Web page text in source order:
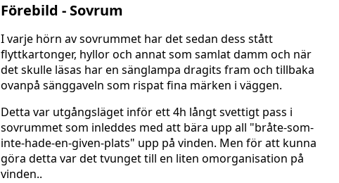
Förebild - Sovrum
I varje hörn av sovrummet har det sedan dess stått
flyttkartonger, hyllor och annat som samlat damm och när
det skulle läsas har en sänglampa dragits fram och tillbaka
ovanpå sänggaveln som rispat fina märken i väggen.
Detta var utgångsläget inför ett 4h långt svettigt pass i
sovrummet som inleddes med att bära upp all "bråte-som-
inte-hade-en-given-plats" upp på vinden. Men för att kunna
göra detta var det tvunget till en liten omorganisation på
vinden..